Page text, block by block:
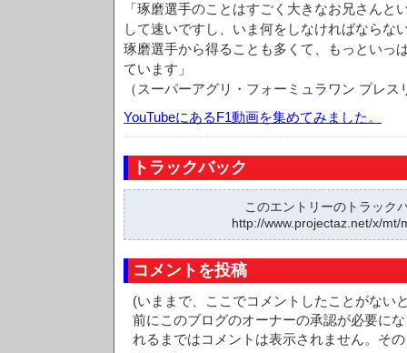
「琢磨選手のことはすごく大きなお兄さんと
して速いですし、いま何をしなければならな
琢磨選手から得ることも多くて、もっといっ
ています」
（スーパーアグリ・フォーミュラワン プレス
YouTubeにあるF1動画を集めてみました。
トラックバック
このエントリーのトラック
http://www.projectaz.net/x/mt/
コメントを投稿
(いままで、ここでコメントしたことがない
前にこのブログのオーナーの承認が必要に
れるまではコメントは表示されません。そ